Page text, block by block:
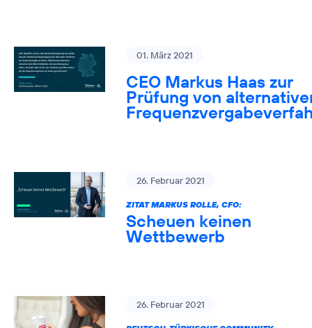
01. März 2021
CEO Markus Haas zur
Prüfung von
26. Februar 2021
ZITAT MARKUS ROLLE, CFO:
Scheuen keinen
Wettbewerb
26. Februar 2021